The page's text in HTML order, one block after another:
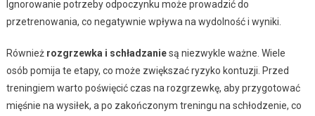
Ignorowanie potrzeby odpoczynku może prowadzić do
przetrenowania, co negatywnie wpływa na wydolność i wyniki.
Również rozgrzewka i schładzaniesą niezwykle ważne. Wiele
osób pomija te etapy, co może zwiększać ryzyko kontuzji. Przed
treningiem warto poświęcić czas na rozgrzewkę, aby przygotować
mięśnie na wysiłek, a po zakończonym treningu na schłodzenie, co